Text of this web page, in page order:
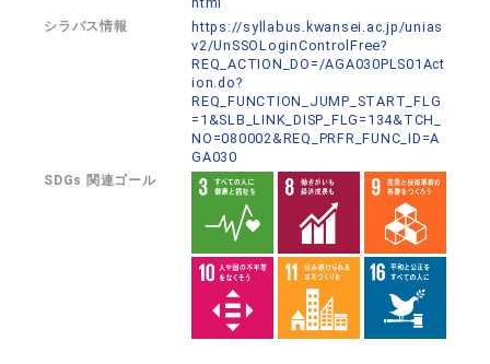
シラバス情報
https://syllabus.kwansei.ac.jp/unias
v2/UnSSOLoginControlFree?
REQ_ACTION_DO=/AGA030PLS01Act
ion.do?
REQ_FUNCTION_JUMP_START_FLG
=1&SLB_LINK_DISP_FLG=134&TCH_
NO=080002&REQ_PRFR_FUNC_ID=A
GA030
SDGs 関連ゴール